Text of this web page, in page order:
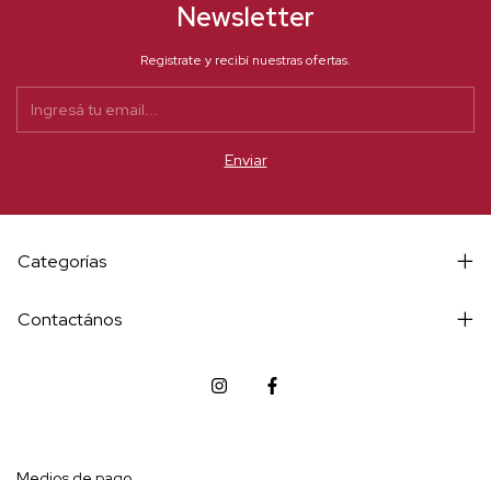
Newsletter
Registrate y recibí nuestras ofertas.
Categorías
Contactános